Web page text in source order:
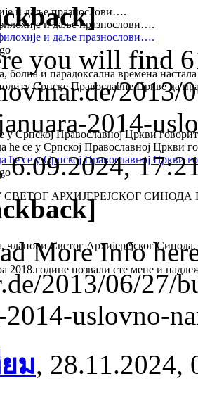
и даље празнослови….
и даље празнослови….
и даље празнослови….
болна и парадоксална времена
Српске Православне Цркве да
у Српској Православној Цркви
ће се у Српској Православној Цркви
ће се у Српској Православној Цркви
АРХИЈЕРЕЈСКОГ
чланови Светог Архијерејског Синода,
2018.године позвали сте мене и
you will find
2013/
2014-
6.09.2024,
More Info
2013/06/27/
2014-uslovno-
ม, 28.11.2024,